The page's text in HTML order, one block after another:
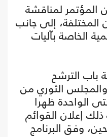
لمناقشة
المختلفة، إلى جانب
الخاصة بآليات
باب الترشح
والمجلس الثوري من
الواحدة ظهرا
إعلان القوائم
وفق البرنامج